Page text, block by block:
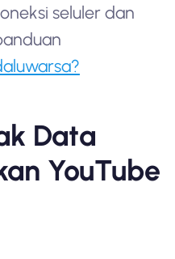
seluler dan
Data
YouTube